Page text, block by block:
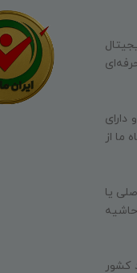
دارای
ما از
یا
کشور